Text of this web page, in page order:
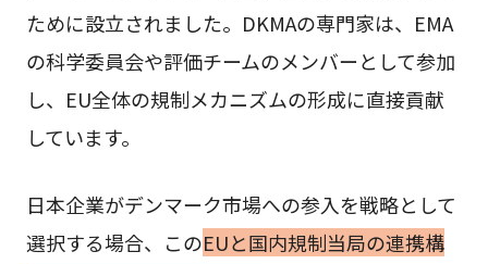
ために設立されました。DKMAの専門家は、EMA
の科学委員会や評価チームのメンバーとして参加
し、EU全体の規制メカニズムの形成に直接貢献
しています。
日本企業がデンマーク市場への参入を戦略として
選択する場合、このEUと国内規制当局の連携構